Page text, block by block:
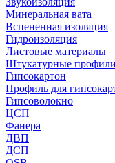
Минеральная вата
Вспененная изоляция
Гидроизоляция
Листовые материалы
Штукатурные профили
Гипсокартон
Профиль для
Гипсоволокно
ЦСП
Фанера
ДВП
ДСП